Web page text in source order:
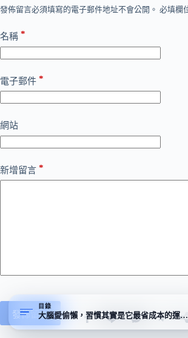
發佈留言必須填寫的電子郵件地址不會公開。 必填欄
名稱 *
電子郵件 *
網站
新增留言 *
發佈留言
目錄
大腦愛偷懶，習慣其實是它最省成本的運作